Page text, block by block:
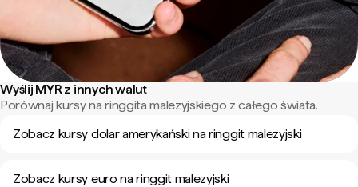
Wyślij MYR z innych walut
Porównaj kursy na ringgita malezyjskiego z całego świata.
Zobacz kursy dolar amerykański na ringgit malezyjski
Zobacz kursy euro na ringgit malezyjski